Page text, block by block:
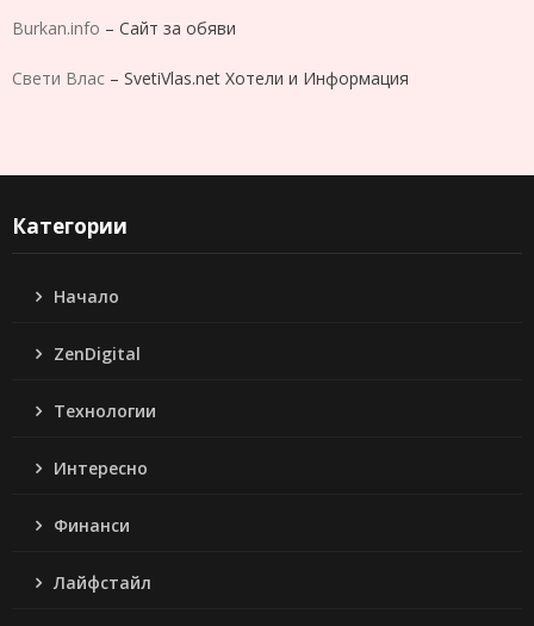
Burkan.info – Сайт за обяви
Свети Влас – SvetiVlas.net Хотели и Информация
Категории
Начало
ZenDigital
Технологии
Интересно
Финанси
Лайфстайл